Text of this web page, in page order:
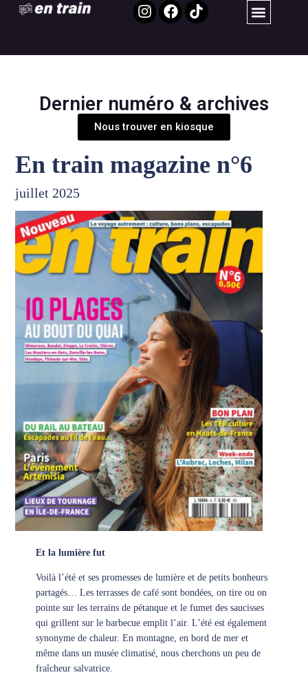
Dernier numéro & archives
Nous trouver en kiosque
En train magazine n°6
juillet 2025
Et la lumière fut
Voilà l’été et ses promesses de lumière et de petits bonheurs
partagés… Les terrasses de café sont bondées, on tire ou on
pointe sur les terrains de pétanque et le fumet des saucisses
qui grillent sur le barbecue emplit l’air. L’été est également
synonyme de chaleur. En montagne, en bord de mer et
même dans un musée climatisé, nous cherchons un peu de
fraîcheur salvatrice.